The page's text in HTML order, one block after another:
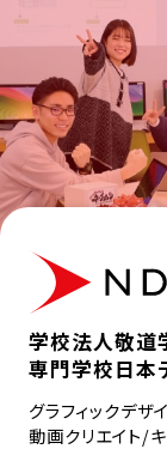
学校法人敬道
専門学校日本
グラフィックデ
動画クリエイト/